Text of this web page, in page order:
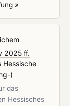
»
2025 ff.
Hessische
)
das
Hessisches